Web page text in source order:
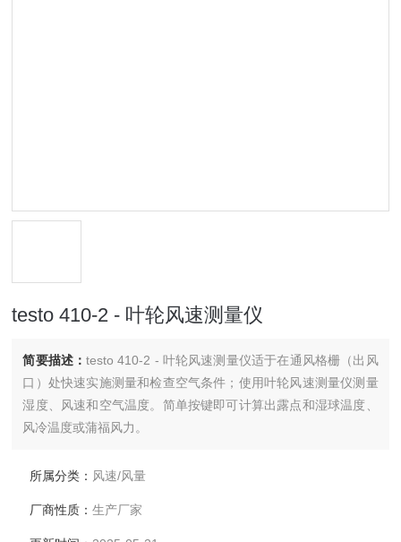
testo 410-2 - 叶轮风速测量仪
简要描述：testo 410-2 - 叶轮风速测量仪适于在通风格栅（出风
口）处快速实施测量和检查空气条件；使用叶轮风速测量仪测量
湿度、风速和空气温度。简单按键即可计算出露点和湿球温度、
风冷温度或蒲福风力。
所属分类： 风速/风量
厂商性质：生产厂家